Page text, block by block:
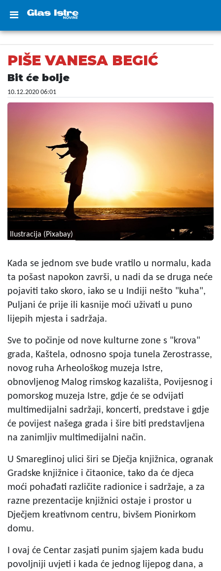
PIŠE VANESA BEGIĆ
Bit će bolje
10.12.2020 06:01
Ilustracija (Pixabay)
Kada se jednom sve bude vratilo u normalu, kada
ta pošast napokon završi, u nadi da se druga neće
pojaviti tako skoro, iako se u Indiji nešto "kuha",
Puljani će prije ili kasnije moći uživati u puno
lijepih mjesta i sadržaja.
Sve to počinje od nove kulturne zone s "krova"
grada, Kaštela, odnosno spoja tunela Zerostrasse,
novog ruha Arheološkog muzeja Istre,
obnovljenog Malog rimskog kazališta, Povijesnog i
pomorskog muzeja Istre, gdje će se odvijati
multimedijalni sadržaji, koncerti, predstave i gdje
će povijest našega grada i šire biti predstavljena
na zanimljiv multimedijalni način.
U Smareglinoj ulici širi se Dječja knjižnica, ogranak
Gradske knjižnice i čitaonice, tako da će djeca
moći pohađati različite radionice i sadržaje, a za
razne prezentacije knjižnici ostaje i prostor u
Dječjem kreativnom centru, bivšem Pionirkom
domu.
I ovaj će Centar zasjati punim sjajem kada budu
povoljniji uvjeti i kada će jednog lijepog dana, a